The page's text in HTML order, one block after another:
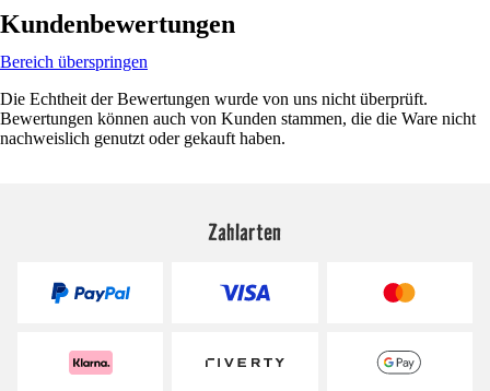
Kundenbewertungen
Bereich überspringen
Die Echtheit der Bewertungen wurde von uns nicht überprüft.
Bewertungen können auch von Kunden stammen, die die Ware nicht
nachweislich genutzt oder gekauft haben.
Zahlarten